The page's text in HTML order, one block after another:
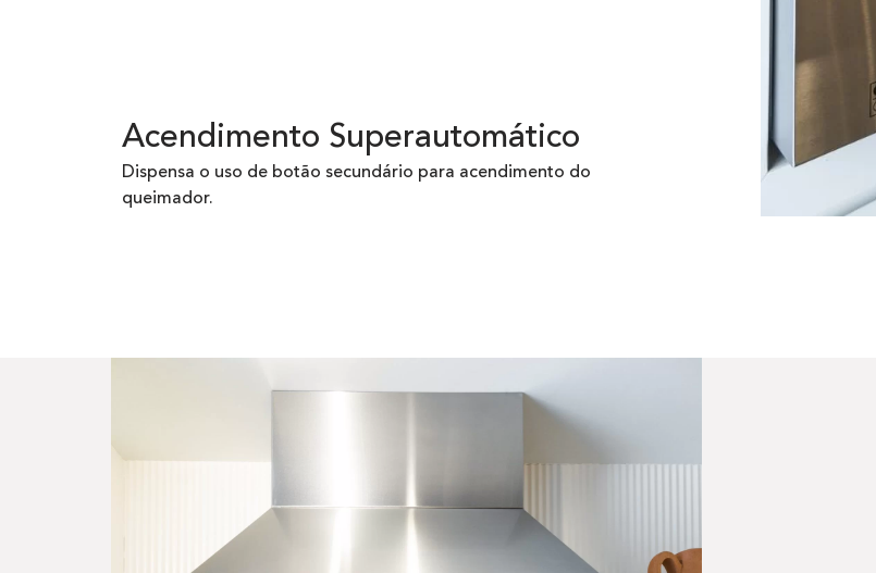
Acendimento Superautomático
Dispensa o uso de botão secundário para acendimento do
queimador.